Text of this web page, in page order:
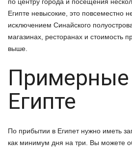
Египте невысокие, это повсеместно
исключением Синайского
магазинах, ресторанах и стоимость
выше.
Египте
По прибытии в Египет нужно иметь
как минимум дня на три. Вы можете